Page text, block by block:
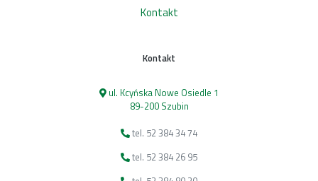
Kontakt
Kontakt
ul. Kcyńska Nowe Osiedle 1
89-200 Szubin
tel. 52 384 34 74
tel. 52 384 26 95